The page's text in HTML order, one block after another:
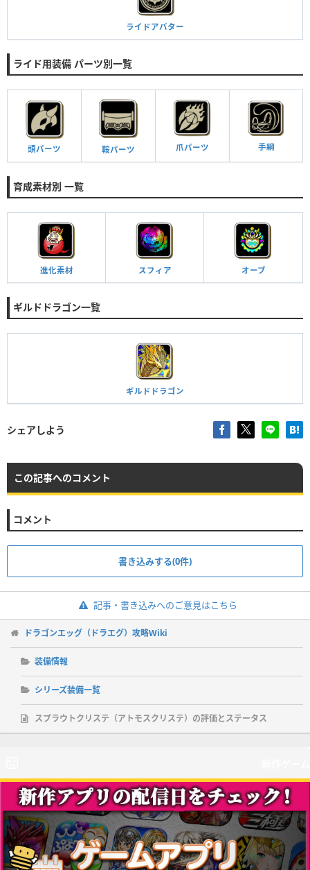
ライドアバター
ライド用装備 パーツ別一覧
頭パーツ 鞍パーツ 爪パーツ 手綱
育成素材別 一覧
進化素材 スフィア オーブ
ギルドドラゴン一覧
ギルドドラゴン
シェアしよう
この記事へのコメント
コメント
書き込みする(0件)
記事・書き込みへのご意見はこちら
ドラゴンエッグ（ドラエグ）攻略Wiki
装備情報
シリーズ装備一覧
スプラウトクリステ（アトモスクリステ）の評価とステータス